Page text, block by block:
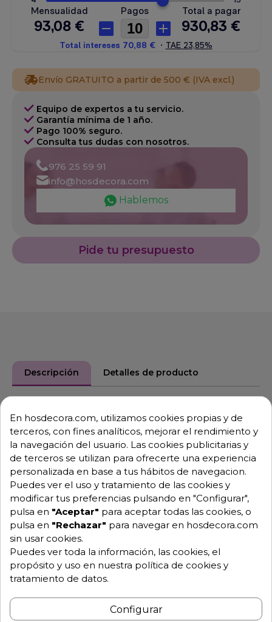
Envío GRATUITO a partir de 500 € (IVA excl.)
Equipo de expertos a tu servicio.
Garantía mínima de 1 año.
Pago 100% seguro.
Consulta tus dudas con nosotros.
976 25 59 91
info@hosdecora.com
Hablemos
Pide tu presupuesto
Descripción Detalles de producto
con 4 cajones
Mesa mural de 4 cajones 600x500x850 mm.
Descripción detallada:
Mesa de trabajo pensada para maximizar la
capacidad de almacenamiento sin comprometer la
superficie de preparación.
Su estructura con patas regulables asegura
estabilidad y correcta nivelación en cualquier
instalación.
eficiente del material de trabajo.
El peto posterior evita la acumulación de suciedad
En hosdecora.com, utilizamos cookies propias y de
terceros, con fines analíticos, mejorar el rendimiento y
la navegación del usuario. Las cookies publicitarias y
de terceros se utilizan para ofrecerte una experiencia
personalizada en base a tus hábitos de navegacion.
Puedes ver el uso y tratamiento de las cookies y
modificar tus preferencias pulsando en "Configurar",
pulsa en "Aceptar" para aceptar todas las cookies, o
pulsa en "Rechazar" para navegar en hosdecora.com
sin usar cookies.
Puedes ver toda la información, las cookies, el
propósito y uso en nuestra política de cookies y
tratamiento de datos.
Configurar